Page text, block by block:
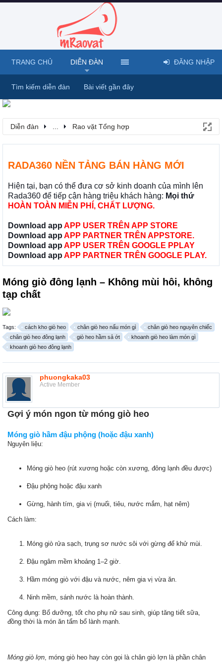
Diễn đàn Rao vặt Tổng hợp
RADA360 NỀN TẢNG BÁN HÀNG MỚI
Hiện tại, bạn có thể đưa cơ sở kinh doanh của mình lên
Rada360 để tiếp cận hàng triệu khách hàng: Mọi thứ
HOÀN TOÀN MIỄN PHÍ, CHẤT LƯỢNG.
Download app APP USER TRÊN APP STORE
Download app APP PARTNER TRÊN APPSTORE.
Download app APP USER TRÊN GOOGLE PPLAY
Download app APP PARTNER TRÊN GOOGLE PLAY.
Móng giò đông lạnh – Không mùi hôi, không
tạp chất
Tags: cách kho giò heo chân giò heo nấu món gì
chân giò heo nguyên chiếc
chân giò heo đông lạnh
giò heo hầm sả ớt
khoanh giò heo làm món gì
khoanh giò heo đông lạnh
phuongkaka03
Active Member
Gợi ý món ngon từ móng giò heo
Móng giò hầm đậu phộng (hoặc đậu xanh)
Nguyên liệu:
Móng giò heo (rút xương hoặc còn xương, đông lạnh đều được)
Đậu phộng hoặc đậu xanh
Gừng, hành tím, gia vị (muối, tiêu, nước mắm, hạt nêm)
Cách làm:
Móng giò rửa sạch, trụng sơ nước sôi với gừng để khử mùi.
Đậu ngâm mềm khoảng 1–2 giờ.
Hầm móng giò với đậu và nước, nêm gia vị vừa ăn.
Ninh mềm, sánh nước là hoàn thành.
Công dụng: Bổ dưỡng, tốt cho phụ nữ sau sinh, giúp tăng tiết sữa,
đồng thời là món ăn tẩm bổ lành mạnh.
Móng giò lợn, móng giò heo hay còn gọi là chân giò lợn là phần chân
TRANG CHỦ DIỄN ĐÀN
Tìm kiếm diễn đàn Bài viết gần đây
ĐĂNG NHẬP